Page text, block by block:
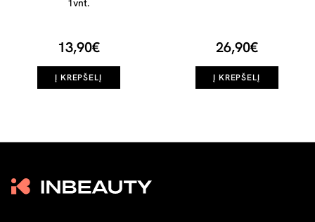
1vnt.
13,90€
Į KREPŠELĮ
26,90€
Į KREPŠELĮ